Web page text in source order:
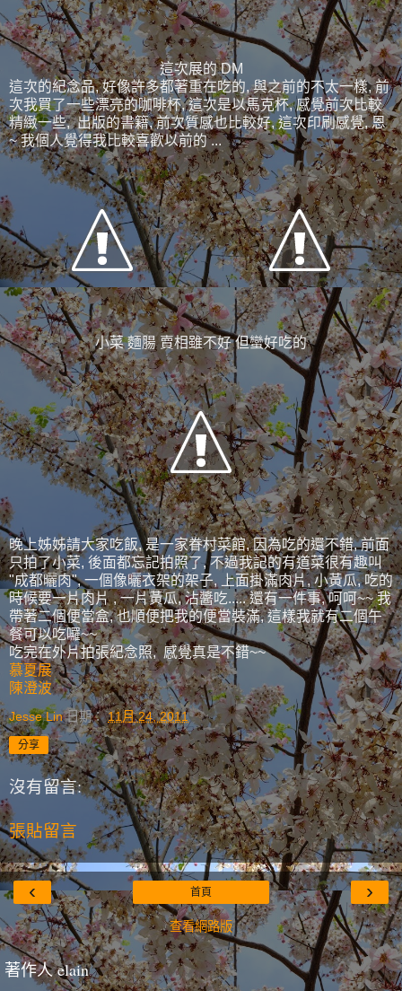
這次展的 DM
這次的紀念品, 好像許多都著重在吃的, 與之前的不太一樣, 前
次我買了一些漂亮的咖啡杯, 這次是以馬克杯, 感覺前次比較
精緻一些, 出版的書籍, 前次質感也比較好, 這次印刷感覺, 恩
~ 我個人覺得我比較喜歡以前的 ...
小菜 麵腸 賣相雖不好 但蠻好吃的
晚上姊姊請大家吃飯, 是一家眷村菜館, 因為吃的還不錯, 前面
只拍了小菜, 後面都忘記拍照了, 不過我記的有道菜很有趣叫
"成都曬肉", 一個像曬衣架的架子, 上面掛滿肉片, 小黃瓜, 吃的
時候要一片肉片 , 一片黃瓜, 沾醬吃..... 還有一件事, 呵呵~~ 我
帶著二個便當盒, 也順便把我的便當裝滿, 這樣我就有二個午
餐可以吃囉~~
吃完在外片拍張紀念照, 感覺真是不錯~~
慕夏展
陳澄波
Jesse Lin 日期：11月 24, 2011
分享
沒有留言:
張貼留言
‹ ›
首頁
查看網路版
著作人 elain